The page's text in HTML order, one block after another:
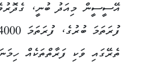
އޭސީސީން މިއަދު ބުނީ،
ތެރޭގައި ވަކި ފަރާތްތަކެއް